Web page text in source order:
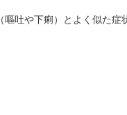
嘔吐や下痢）とよく似た症